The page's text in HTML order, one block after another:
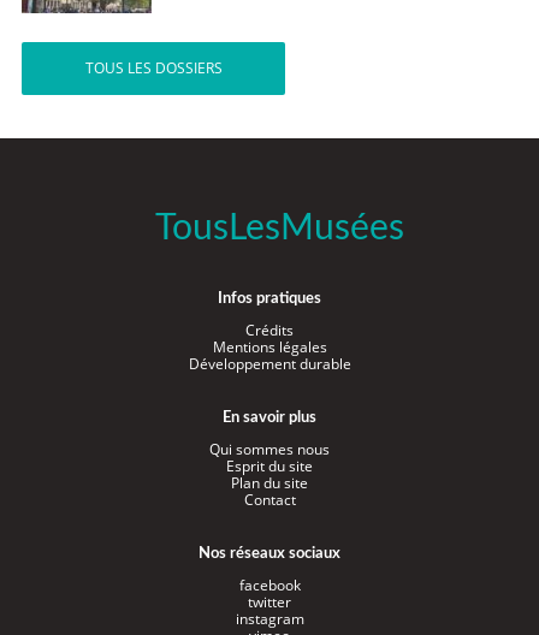
TOUS LES DOSSIERS
TousLesMusées
Infos pratiques
Crédits
Mentions légales
Développement durable
En savoir plus
Qui sommes nous
Esprit du site
Plan du site
Contact
Nos réseaux sociaux
facebook
twitter
instagram